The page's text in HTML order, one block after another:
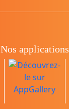
Nos applications